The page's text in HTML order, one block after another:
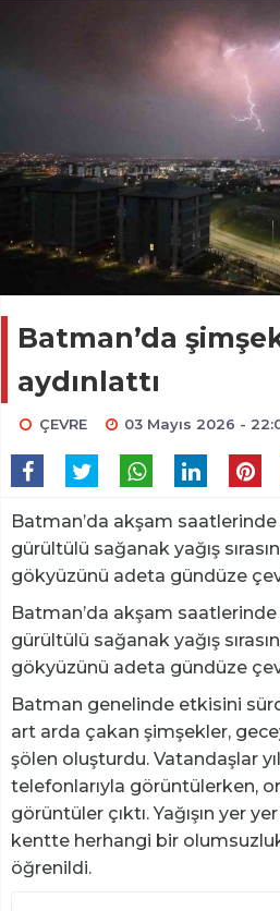
Batman’da
aydınlattı
ÇEVRE 03 Mayıs 2026 -
Batman’da akşam
gürültülü sağanak yağış
gökyüzünü adeta gündüze
Batman’da akşam
gürültülü sağanak yağış
gökyüzünü adeta gündüze
Batman genelinde etkisini
art arda çakan şimşekler,
şölen oluşturdu. Vatandaşlar
telefonlarıyla görüntülerken,
görüntüler çıktı. Yağışın yer
kentte herhangi bir
öğrenildi.